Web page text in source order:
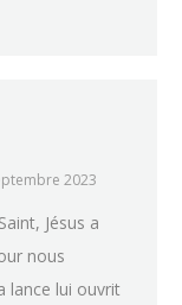
2023
Jésus a
nous
lance lui ouvrit